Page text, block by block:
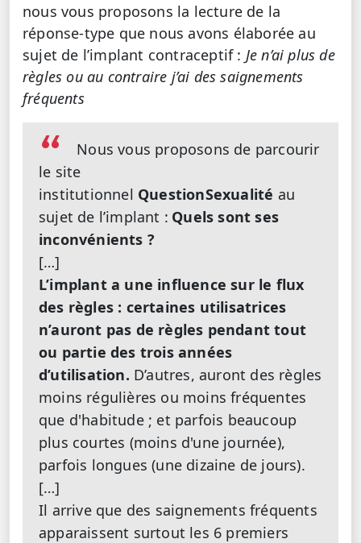
nous vous proposons la lecture de la
réponse-type que nous avons élaborée au
sujet de l’implant contraceptif : Je n’ai plus de
règles ou au contraire j’ai des saignements
fréquents
Nous vous proposons de parcourir
le site
institutionnel QuestionSexualité au
sujet de l’implant : Quels sont ses
inconvénients ?
[…]
L’implant a une influence sur le flux
des règles : certaines utilisatrices
n’auront pas de règles pendant tout
ou partie des trois années
d’utilisation. D’autres, auront des règles
moins régulières ou moins fréquentes
que d'habitude ; et parfois beaucoup
plus courtes (moins d'une journée),
parfois longues (une dizaine de jours).
[…]
Il arrive que des saignements fréquents
apparaissent surtout les 6 premiers